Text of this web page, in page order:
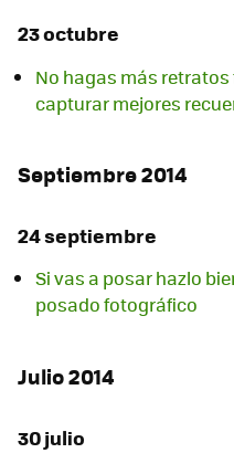
23 octubre
No hagas más
capturar mejores
Septiembre 2014
24 septiembre
Si vas a posar hazlo
posado fotográfico
Julio 2014
30 julio